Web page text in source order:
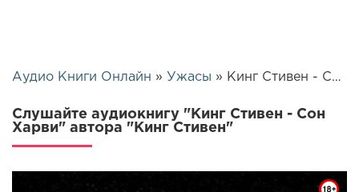
Аудио Книги Онлайн » Ужасы » Кинг Стивен - Сон Харви | 14796
Слушайте аудиокнигу "Кинг Стивен - Сон
Харви" автора "Кинг Стивен"